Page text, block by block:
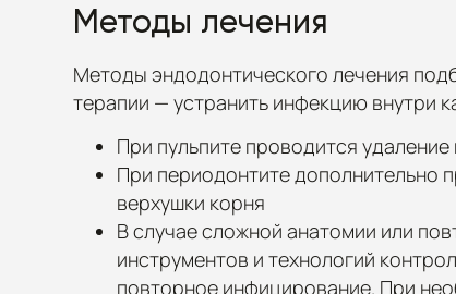
Методы лечения
Методы эндодонтического лечения
терапии — устранить инфекцию внутри
При пульпите проводится
При периодонтите дополнительно
верхушки корня
В случае сложной анатомии или
инструментов и технологий
повторное инфицирование. При